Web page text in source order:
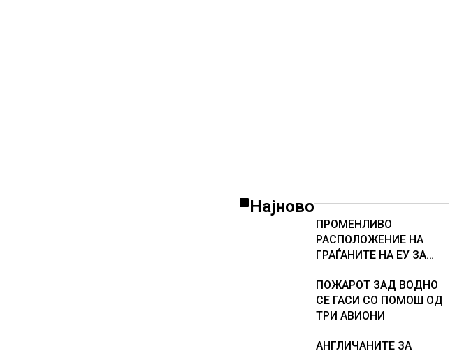
Најново
ПРОМЕНЛИВО
РАСПОЛОЖЕНИЕ НА
ГРАЃАНИТЕ НА ЕУ ЗА
УКРАИНА, изненадува
каква е поддршката од
Полска, Франција и
ПОЖАРОТ ЗАД ВОДНО
СЕ ГАСИ СО ПОМОШ ОД
ТРИ АВИОНИ
АНГЛИЧАНИТЕ ЗА